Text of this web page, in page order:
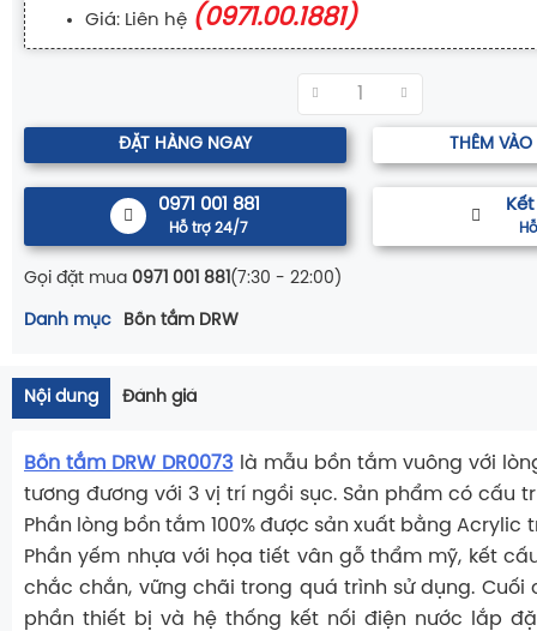
Giá: Liên hệ (0971.00.1881)
ĐẶT HÀNG NGAY THÊM
0971 001 881
Hỗ trợ 24/7
Gọi đặt mua 0971 001 881 (7:30 - 22:00)
Danh mục Bồn tắm DRW
Nội dung Đánh giá
Bồn tắm DRW DR0073 là mẫu bồn tắm vuông với
tương đương với 3 vị trí ngồi sục. Sản phẩm có cấu
Phần lòng bồn tắm 100% được sản xuất bằng Acrylic
Phần yếm nhựa với họa tiết vân gỗ thẩm mỹ, kết
chắc chắn, vững chãi trong quá trình sử dụng. Cuối
phần thiết bị và hệ thống kết nối điện nước lắp